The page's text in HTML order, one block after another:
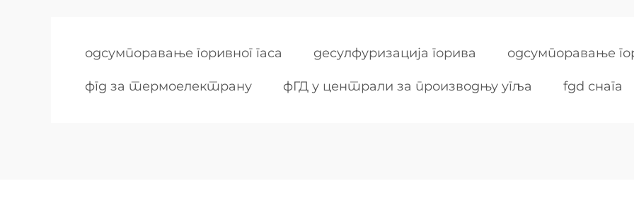
одсумпоравање горивног гаса десулфуризација горива одсумпоравање
фгд за термоелектрану фГД у централи за производњу угља fgd снага